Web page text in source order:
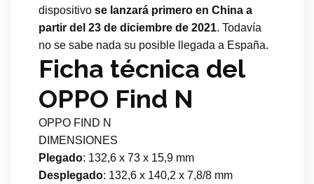
dispositivo se lanzará primero en China a
partir del 23 de diciembre de 2021. Todavía
no se sabe nada su posible llegada a España.
Ficha técnica del
OPPO Find N
OPPO FIND N
DIMENSIONES
Plegado: 132,6 x 73 x 15,9 mm
Desplegado: 132,6 x 140,2 x 7,8/8 mm